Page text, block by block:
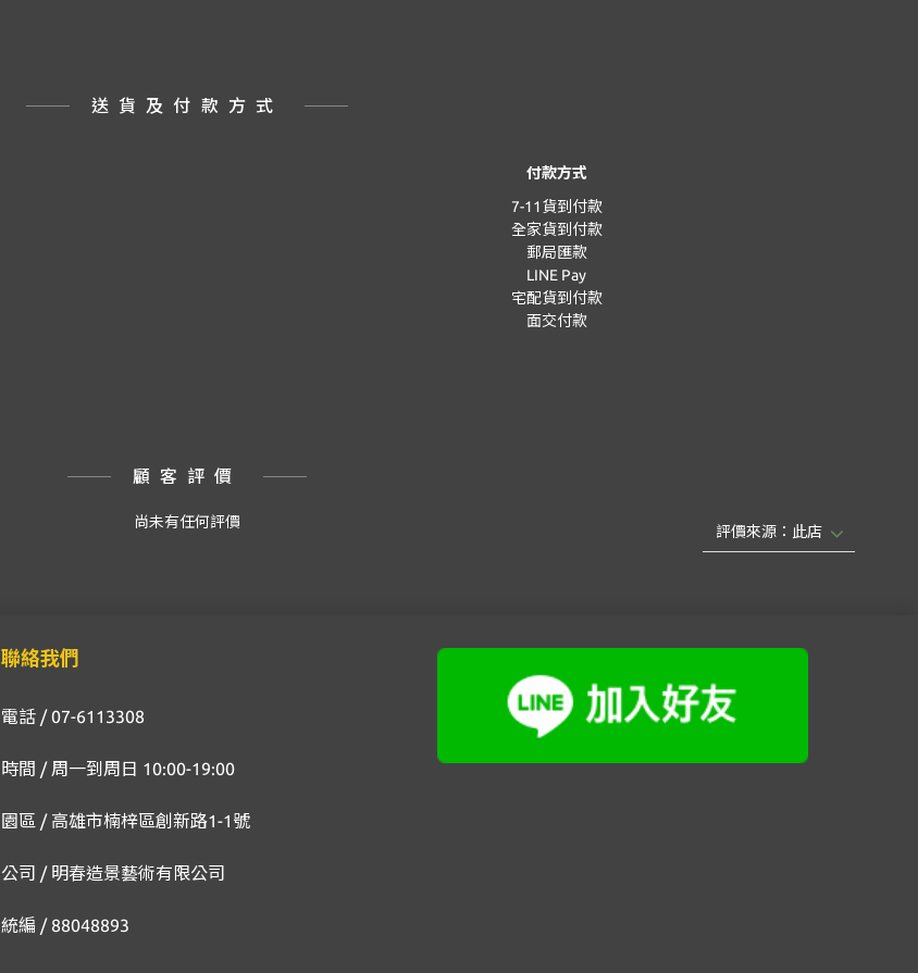
送貨及付款方式
付款方式
7-11貨到付款
全家貨到付款
郵局匯款
LINE Pay
宅配貨到付款
面交付款
顧客評價
尚未有任何評價
聯絡我們
電話 / 07-6113308
時間 / 周一到周日 10:00-19:00
園區 / 高雄市楠梓區創新路1-1號
公司 / 明春造景藝術有限公司
統編 / 88048893